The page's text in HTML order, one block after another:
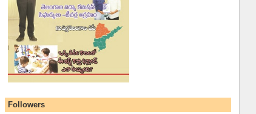
Followers